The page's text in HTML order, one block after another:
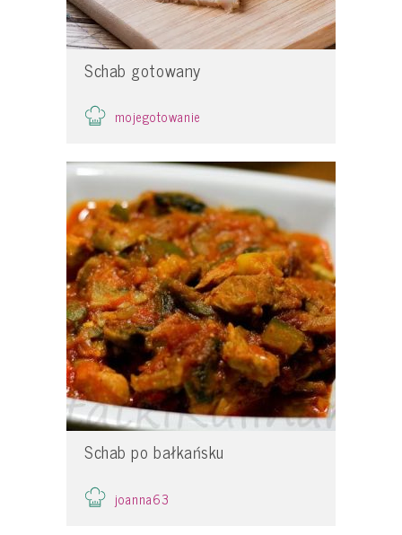
Schab gotowany
mojegotowanie
Schab po bałkańsku
joanna63